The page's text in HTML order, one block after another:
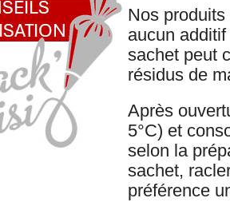
Nos
aucun
sachet peut
résidus de
Après
5°C) et
selon la
sachet,
préférence